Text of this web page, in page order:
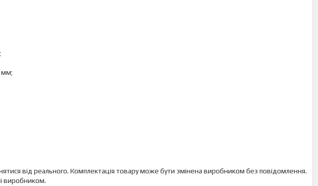
мм;
від реального. Комплектація товару може бути змінена виробником без повідомлення.
виробником.